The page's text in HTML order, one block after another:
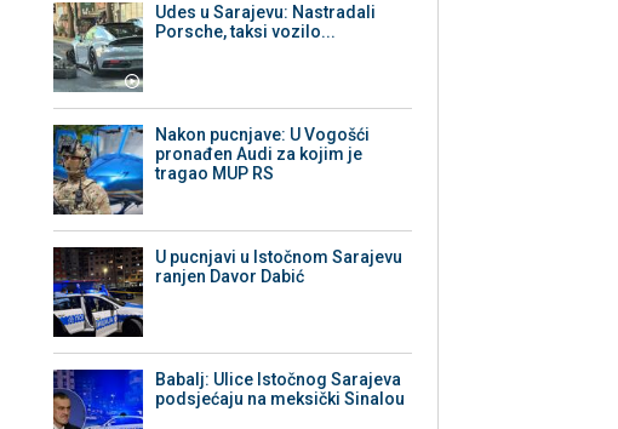
Udes u Sarajevu: Nastradali
Porsche, taksi vozilo...
Nakon pucnjave: U Vogošći
pronađen Audi za kojim je
tragao MUP RS
U pucnjavi u Istočnom Sarajevu
ranjen Davor Dabić
Babalj: Ulice Istočnog Sarajeva
podsjećaju na meksički Sinalou